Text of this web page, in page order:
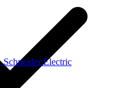
Schneider Electric